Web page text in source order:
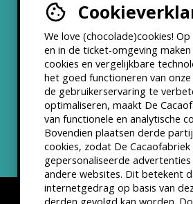
We love (chocolade)cookies!
en in de ticket-omgeving
cookies en vergelijkbare
het goed functioneren van
de gebruikerservaring te
optimaliseren, maakt De
van functionele en analytische
Bovendien plaatsen derde
cookies, zodat De Cacaofabriek
gepersonaliseerde
andere websites. Dit betekent
internetgedrag op basis van
derden gevolgd kan worden.
Werken bij
Partners &
ANBI status
Nieuwsbrief